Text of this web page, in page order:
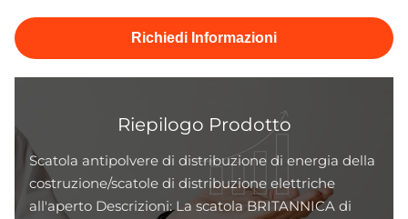
Richiedi Informazioni
Riepilogo Prodotto
Scatola antipolvere di distribuzione di energia della
costruzione/scatole di distribuzione elettriche
all'aperto Descrizioni: La scatola BRITANNICA di